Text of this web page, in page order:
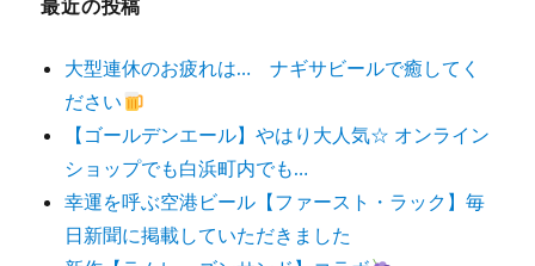
大型連休のお疲れは… ナギサビールで癒してく
ださい
【ゴールデンエール】やはり大人気☆ オンライン
ショップでも白浜町内でも…
幸運を呼ぶ空港ビール【ファースト・ラック】毎
日新聞に掲載していただきました